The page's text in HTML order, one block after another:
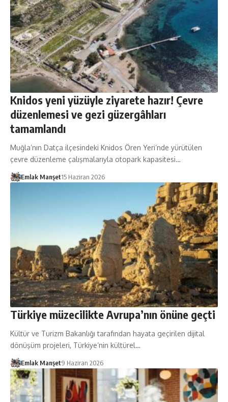
Knidos yeni yüzüyle ziyarete hazır! Çevre
düzenlemesi ve gezi güzergâhları
tamamlandı
Muğla’nın Datça ilçesindeki Knidos Ören Yeri’nde yürütülen
çevre düzenleme çalışmalarıyla otopark kapasitesi…
Emlak Manşet15 Haziran 2026
Türkiye müzecilikte Avrupa’nın önüne geçti
Kültür ve Turizm Bakanlığı tarafından hayata geçirilen dijital
dönüşüm projeleri, Türkiye’nin kültürel…
Emlak Manşet9 Haziran 2026